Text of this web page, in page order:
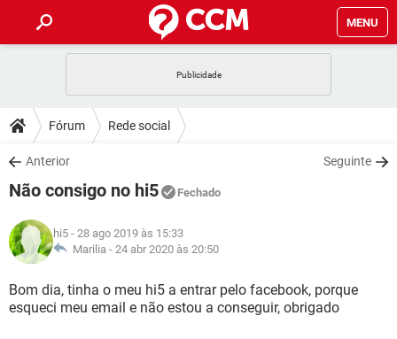
MENU
CELULAR
OUTLOOK
INSTAGRAM GMAIL
GUIA DE COMPRAS
DICAS
JOGOS
INSTAGRAM
GUIA DE COMPRAS
DOWNLOADS
JOGOS WHATSAPP
CELULAR
OUTLOOK EXCEL
INSTAGRAM GMAIL
GUIA DE COMPRAS
JOGOS
CELULAR
OUTLOOK EXCEL
GLOSSÁRIO
JOGOS WHATSAPP
CELULAR FACEBOOK
Fórum Rede social
Anterior Seguinte
Não consigo no hi5 Fechado
hi5 - 28 ago 2019 às 15:33
Marilia - 24 abr 2020 às 20:50
Bom dia, tinha o meu hi5 a entrar pelo facebook, porque
esqueci meu email e não estou a conseguir, obrigado